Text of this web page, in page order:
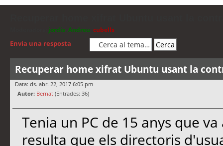
jordis Andreu cubells
Envia una resposta
Recuperar home xifrat Ubuntu usant la
Data: ds. abr. 22, 2017 6:05 pm
Autor: Bernat (Entrades: 36)
Tenia un PC de 15 anys que
resulta que els directoris